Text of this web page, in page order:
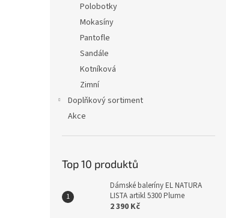
Polobotky
Mokasíny
Pantofle
Sandále
Kotníková
Zimní
Doplňkový sortiment
Akce
Top 10 produktů
Dámské baleríny EL NATURA
LISTA artikl 5300 Plume
2 390 Kč